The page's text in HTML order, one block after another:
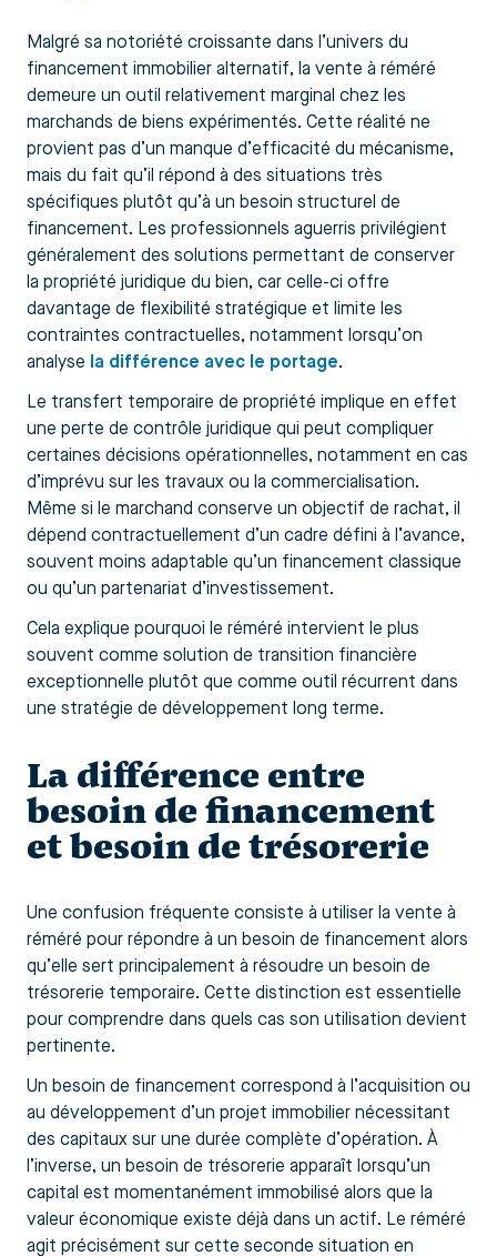
Malgré sa notoriété croissante dans l’univers du
financement immobilier alternatif, la vente à réméré
demeure un outil relativement marginal chez les
marchands de biens expérimentés. Cette réalité ne
provient pas d’un manque d’efficacité du mécanisme,
mais du fait qu’il répond à des situations très
spécifiques plutôt qu’à un besoin structurel de
financement. Les professionnels aguerris privilégient
généralement des solutions permettant de conserver
la propriété juridique du bien, car celle-ci offre
davantage de flexibilité stratégique et limite les
contraintes contractuelles, notamment lorsqu’on
analyse
la différence avec le portage.
Le transfert temporaire de propriété implique en effet
une perte de contrôle juridique qui peut compliquer
certaines décisions opérationnelles, notamment en cas
d’imprévu sur les travaux ou la commercialisation.
Même si le marchand conserve un objectif de rachat, il
dépend contractuellement d’un cadre défini à l’avance,
souvent moins adaptable qu’un financement classique
ou qu’un partenariat d’investissement.
Cela explique pourquoi le réméré intervient le plus
souvent comme solution de transition financière
exceptionnelle plutôt que comme outil récurrent dans
une stratégie de développement long terme.
La différence entre
besoin de financement
et besoin de trésorerie
Une confusion fréquente consiste à utiliser la vente à
réméré pour répondre à un besoin de financement alors
qu’elle sert principalement à résoudre un besoin de
trésorerie temporaire. Cette distinction est essentielle
pour comprendre dans quels cas son utilisation devient
pertinente.
Un besoin de financement correspond à l’acquisition ou
au développement d’un projet immobilier nécessitant
des capitaux sur une durée complète d’opération. À
l’inverse, un besoin de trésorerie apparaît lorsqu’un
capital est momentanément immobilisé alors que la
valeur économique existe déjà dans un actif. Le réméré
agit précisément sur cette seconde situation en